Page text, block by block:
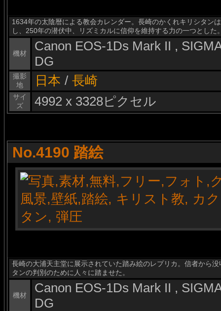
1634年の太陰暦による教会カレンダー。長崎のかくれキリシタン
し、250年の潜伏中、リズミカルに信仰を維持する力の一つとした
機材
Canon EOS-1Ds Mark II ,
DG
撮影
地
日本 / 長崎
サイ
ズ
4992 x 3328ピクセル
No.4190 踏絵
長崎の大浦天主堂に展示されていた踏み絵のレプリカ。信者から
タンの判別のために人々に踏ませた。
機材
Canon EOS-1Ds Mark II ,
DG